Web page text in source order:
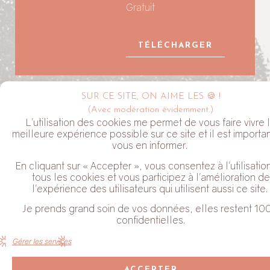
SUR CE SITE, ON AIME LES 🍪 !
(Avec modération évidemment.)
L'utilisation des cookies me permet de vous faire vivre
meilleure expérience possible sur ce site et il est
vous en informer.
En cliquant sur « Accepter », vous consentez à
tous les cookies et vous participez à l'amélioration de
l'expérience des utilisateurs qui utilisent aussi ce site.
Je prends grand soin de vos données, elles restent
confidentielles.
Gérer les services
Gratuit
TÉLÉCHARGER
LA NEWSLETTER ALYVE
J'habite dans le Perche
Coche cette case pour valider que tu acceptes de recevoir mes
Newsletter. Tu peux te désabonner à tout moment en cliquant sur
JE M'ABONNE